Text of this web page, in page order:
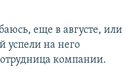
еще в августе, или
успели на него
компании.